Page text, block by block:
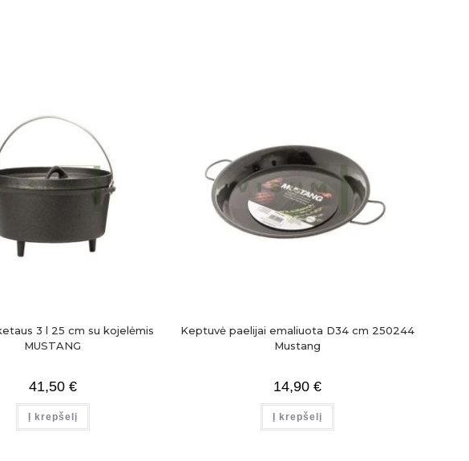
3 l 25 cm su kojelėmis
MUSTANG
41,50 €
Į krepšelį
Keptuvė paelijai emaliuota D34 cm 250244
Mustang
14,90 €
Į krepšelį